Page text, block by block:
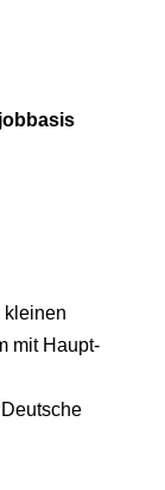
mit Haupt-